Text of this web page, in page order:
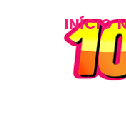
INÍCIO